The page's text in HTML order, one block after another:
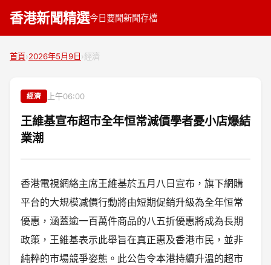
香港新聞精選今日要聞新聞存檔
首頁›2026年5月9日 ›經濟
經濟 上午06:00
王維基宣布超市全年恒常減價學者憂小店爆結
業潮
香港電視網絡主席王維基於五月八日宣布，旗下網購
平台的大規模减價行動將由短期促銷升級為全年恒常
優惠，涵蓋逾一百萬件商品的八五折優惠將成為長期
政策，王維基表示此舉旨在真正惠及香港市民，並非
純粹的市場競爭姿態。此公告令本港持續升溫的超市